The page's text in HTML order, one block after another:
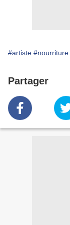
#artiste #nourriture
Partager